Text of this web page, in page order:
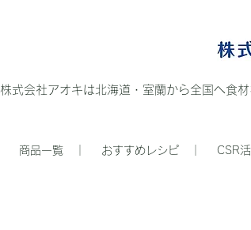
株式会社アオキは北海道・室蘭から全国へ食
商品一覧 ｜ おすすめレシピ ｜ CSR